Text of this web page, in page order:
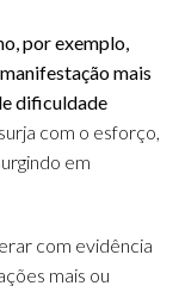
por exemplo,
mais
dificuldade
com o esforço,
em
com evidência
mais ou